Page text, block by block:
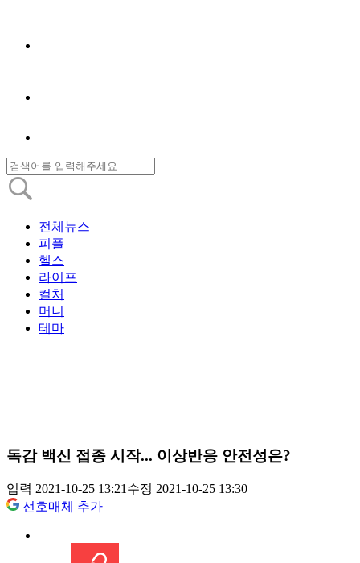
전체뉴스
피플
헬스
라이프
컬처
머니
테마
독감 백신 접종 시작... 이상반응 안전성은?
입력 2021-10-25 13:21수정 2021-10-25 13:30
선호매체 추가